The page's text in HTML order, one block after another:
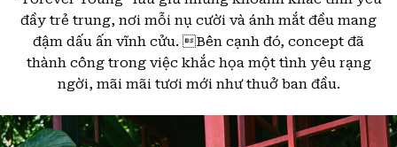
đầy trẻ trung, nơi mỗi nụ cười và ánh mắt đều mang
đậm dấu ấn vĩnh cửu. Bên cạnh đó, concept đã
thành công trong việc khắc họa một tình yêu rạng
ngời, mãi mãi tươi mới như thuở ban đầu.